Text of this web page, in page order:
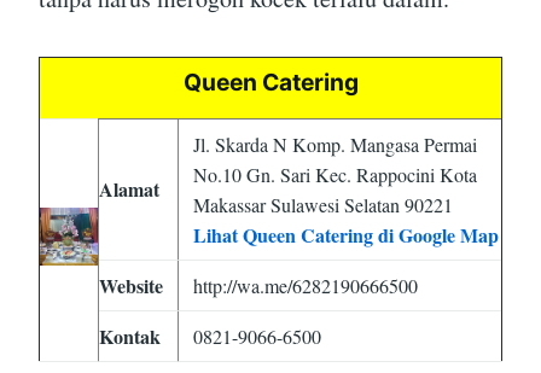
Queen Catering
Alamat
Jl. Skarda N Komp. Mangasa Permai
No.10 Gn. Sari Kec. Rappocini Kota
Makassar Sulawesi Selatan 90221
Lihat Queen Catering di Google Map
Website
http://wa.me/6282190666500
Kontak 0821-9066-6500